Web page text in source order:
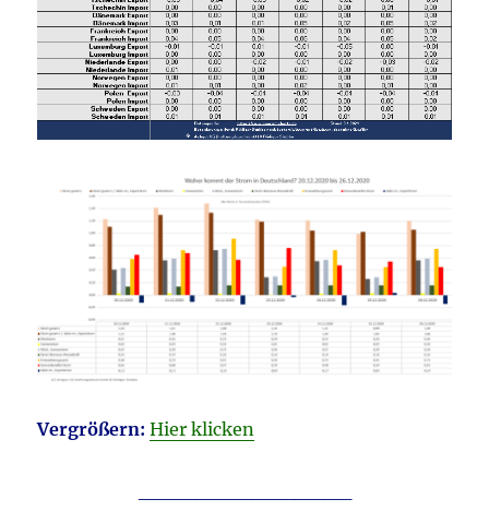
Vergrößern: Hier klicken